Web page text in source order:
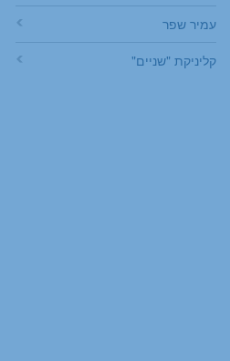
עמיר שפר
קליניקת "שניים"